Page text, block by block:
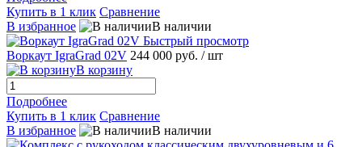
Купить в 1 клик Сравнение
В избранное
В наличии
Быстрый просмотр
Воркаут IgraGrad 02V 244 000 руб. / шт
В корзину
Подробнее
Купить в 1 клик Сравнение
В избранное
В наличии